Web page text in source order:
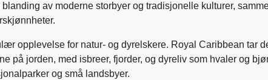
av moderne storbyer og tradisjonelle kulturer,
opplevelse for natur- og dyrelskere. Royal Caribbean tar
på jorden, med isbreer, fjorder, og dyreliv som hvaler og
og små landsbyer.